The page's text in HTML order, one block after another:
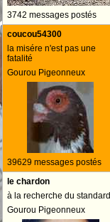
3742 messages postés
coucou54300
la misére n'est pas une
fatalité
Gourou Pigeonneux
39629 messages postés
le chardon
à la recherche du standard
Gourou Pigeonneux